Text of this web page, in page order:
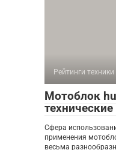
Рейтинги техники
Мотоблок
Сфера
применения
весьма